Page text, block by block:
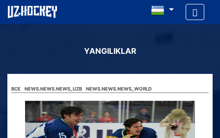
YANGILIKLAR
ВСЕ NEWS.NEWS.NEWS_UZB NEWS.NEWS.NEWS_WORLD